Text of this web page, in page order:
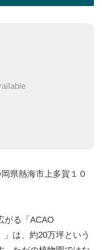
県熱海市上多賀１０
がる「ACAO
は、約20万坪という